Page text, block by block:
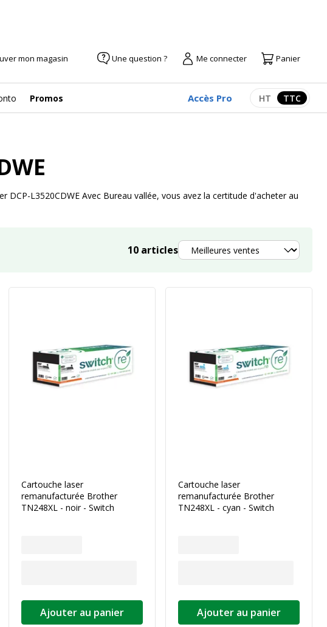
mon magasin Une question ? Me connecter Panier
Promos Accès Pro Afficher les
HT TTC
L3520CDWE Avec Bureau vallée, vous avez la certitude d'acheter au
10 articlesTrier
Cartouche laser
remanufacturée Brother
TN248XL - noir - Switch
Ajouter au panier
Cartouche laser
remanufacturée Brother
TN248XL - cyan - Switch
Ajouter au panier